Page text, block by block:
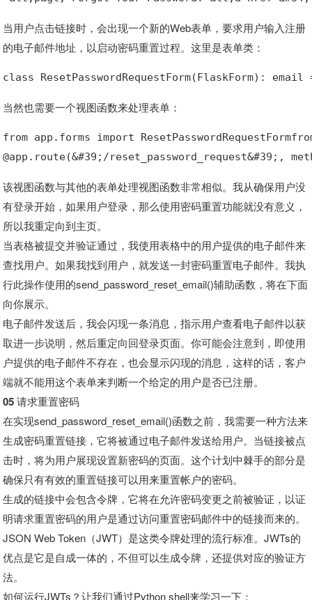
当用户点击链接时，会出现一个新的Web表单，要求用户输入注册
的电子邮件地址，以启动密码重置过程。这里是表单类：
class ResetPasswordRequestForm(FlaskForm):
当然也需要一个视图函数来处理表单：
from app.forms import
@app.route(&#39;/
该视图函数与其他的表单处理视图函数非常相似。我从确保用户没
有登录开始，如果用户登录，那么使用密码重置功能就没有意义，
所以我重定向到主页。
当表格被提交并验证通过，我使用表格中的用户提供的电子邮件来
查找用户。如果我找到用户，就发送一封密码重置电子邮件。我执
行此操作使用的send_password_reset_email()辅助函数，将在下面
向你展示。
电子邮件发送后，我会闪现一条消息，指示用户查看电子邮件以获
取进一步说明，然后重定向回登录页面。你可能会注意到，即使用
户提供的电子邮件不存在，也会显示闪现的消息，这样的话，客户
端就不能用这个表单来判断一个给定的用户是否已注册。
05 请求重置密码
在实现send_password_reset_email()函数之前，我需要一种方法来
生成密码重置链接，它将被通过电子邮件发送给用户。当链接被点
击时，将为用户展现设置新密码的页面。这个计划中棘手的部分是
确保只有有效的重置链接可以用来重置帐户的密码。
生成的链接中会包含令牌，它将在允许密码变更之前被验证，以证
明请求重置密码的用户是通过访问重置密码邮件中的链接而来的。
JSON Web Token（JWT）是这类令牌处理的流行标准。JWTs的
优点是它是自成一体的，不但可以生成令牌，还提供对应的验证方
法。
如何运行JWTs？让我们通过Python shell来学习一下：